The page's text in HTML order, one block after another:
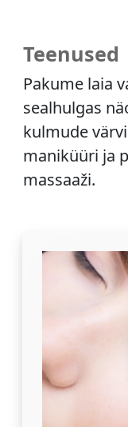
Teenused
Pakume laia
sealhulgas
kulmude
maniküüri ja
massaaži.